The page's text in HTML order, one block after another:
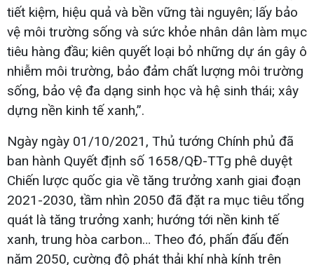
tiết kiệm, hiệu quả và bền vững tài nguyên; lấy bảo
vệ môi trường sống và sức khỏe nhân dân làm mục
tiêu hàng đầu; kiên quyết loại bỏ những dự án gây ô
nhiễm môi trường, bảo đảm chất lượng môi trường
sống, bảo vệ đa dạng sinh học và hệ sinh thái; xây
dựng nền kinh tế xanh,”.
Ngày ngày 01/10/2021, Thủ tướng Chính phủ đã
ban hành Quyết định số 1658/QĐ-TTg phê duyệt
Chiến lược quốc gia về tăng trưởng xanh giai đoạn
2021-2030, tầm nhìn 2050 đã đặt ra mục tiêu tổng
quát là tăng trưởng xanh; hướng tới nền kinh tế
xanh, trung hòa carbon… Theo đó, phấn đấu đến
năm 2050, cường độ phát thải khí nhà kính trên